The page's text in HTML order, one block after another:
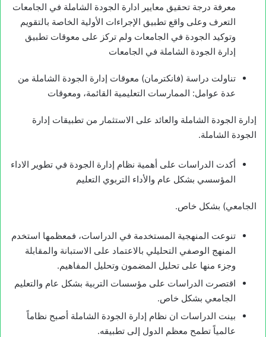
معرفة درجة تحقيق معايير ادارة الجودة الشاملة في الجامعات
التعرف وعلى واقع تطبيق الإجراءات الأولية الخاصة بالتقويم
وتوكيد الجودة في الجامعات ولم تركز على معوقات تطبيق
إدارة الجودة الشاملة في الجامعات
تناولت دراسة (فانكترمان) معوقات إدارة الجودة الشاملة من
عدة عوامل: الممارسات التعليمية القائمة، ومعوقات
إدارة الجودة الشاملة والعائد على الاستثمار من تطبيقات إدارة
الجودة الشاملة.
أكدت الدراسات على أهمية نظام إدارة الجودة في تطوير الاداء
المؤسسي بشكل عام والأداء التربوي التعليم
الجامعي) بشكل خاص.
تنوعت المنهجية المستخدمة في الدراسات، فمعظمها استخدم
المنهج الوصفي التحليلي بالاعتماد على الاستبانة والمقابلة
وجزء منها على تحليل المضمون وتحليل المفاهيم.
اقتصرت الدراسات على مؤسسات التربية بشكل عام والتعليم
الجامعي بشكل خاص.
بينت الدراسات ان نظام إدارة الجودة الشاملة أصبح نظاماً
عالمياً تطمح معظم الدول إلى تطبيقه.